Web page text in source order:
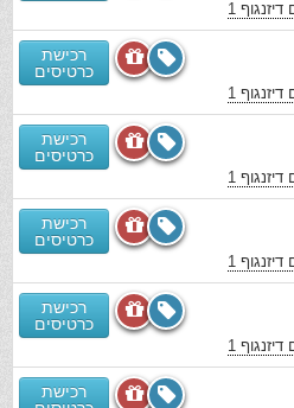
1
1
רכישת
כרטיסים
1
רכישת
כרטיסים
1
רכישת
כרטיסים
1
רכישת
כרטיסים
רכישת